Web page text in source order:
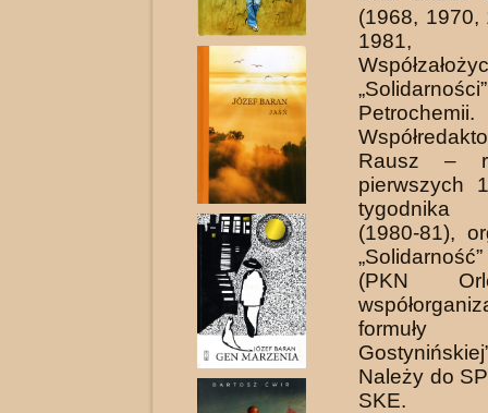
(1968, 1970,
1981,
Petrochemii.
Rausz –
pierwszych
tygodnika
(1980-81),
(PKN
formuły
Należy do
SKE.